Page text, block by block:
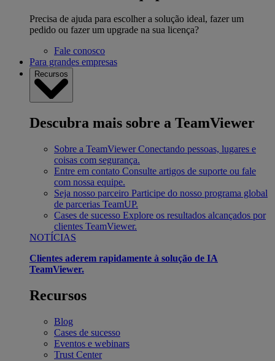
Precisa de ajuda para escolher a solução ideal, fazer um
pedido ou fazer um upgrade na sua licença?
Fale conosco
Para grandes empresas
Recursos
Descubra mais sobre a TeamViewer
Sobre a TeamViewer Conectando pessoas, lugares e
coisas com segurança.
Entre em contato Consulte artigos de suporte ou fale
com nossa equipe.
Seja nosso parceiro Participe do nosso programa global
de parcerias TeamUP.
Cases de sucesso Explore os resultados alcançados por
clientes TeamViewer.
NOTÍCIAS
Clientes aderem rapidamente à solução de IA
TeamViewer.
Recursos
Blog
Cases de sucesso
Eventos e webinars
Trust Center